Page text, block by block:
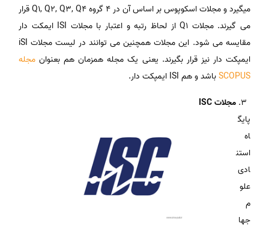
میگیرد و مجلات اسکوپوس بر اساس آن در 4 گروه Q1, Q2, Q3, Q4 قرار
می گیرند. مجلات Q1 از لحاظ رتبه و اعتبار با مجلات ISI ایمکت دار
مقایسه می شود. این مجلات همچنین می توانند در لیست مجلات iSI
ایمپکت دار نیز قرار بگیرند. یعنی یک مجله همزمان هم بعنوان مجله
SCOPUSباشد و هم ISI ایمپکت دار.
مجلات ISC
پایگ
اه
استن
ادی
علو
م
جها